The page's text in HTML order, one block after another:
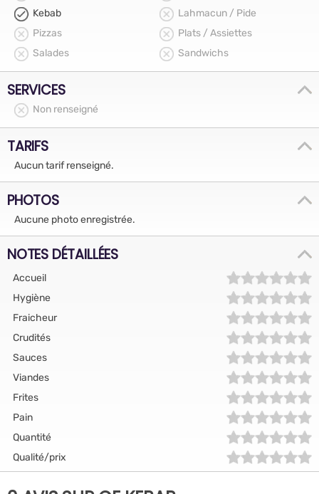
Kebab
Lahmacun / Pide
Pizzas
Plats / Assiettes
Salades
Sandwichs
SERVICES
Non renseigné
TARIFS
Aucun tarif renseigné.
PHOTOS
Aucune photo enregistrée.
NOTES DÉTAILLÉES
Accueil
Hygiène
Fraicheur
Crudités
Sauces
Viandes
Frites
Pain
Quantité
Qualité/prix